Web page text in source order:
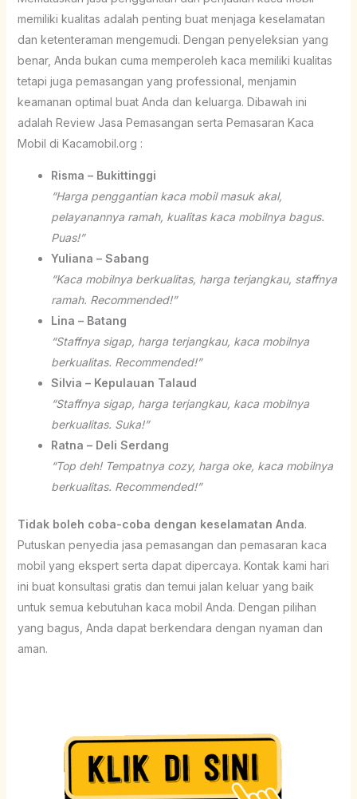
memiliki kualitas adalah penting buat menjaga keselamatan
dan ketenteraman mengemudi. Dengan penyeleksian yang
benar, Anda bukan cuma memperoleh kaca memiliki kualitas
tetapi juga pemasangan yang professional, menjamin
keamanan optimal buat Anda dan keluarga. Dibawah ini
adalah Review Jasa Pemasangan serta Pemasaran Kaca
Mobil di Kacamobil.org :
Risma – Bukittinggi
“Harga penggantian kaca mobil masuk akal,
pelayanannya ramah, kualitas kaca mobilnya bagus.
Puas!”
Yuliana – Sabang
“Kaca mobilnya berkualitas, harga terjangkau, staffnya
ramah. Recommended!”
Lina – Batang
“Staffnya sigap, harga terjangkau, kaca mobilnya
berkualitas. Recommended!”
Silvia – Kepulauan Talaud
“Staffnya sigap, harga terjangkau, kaca mobilnya
berkualitas. Suka!”
Ratna – Deli Serdang
“Top deh! Tempatnya cozy, harga oke, kaca mobilnya
berkualitas. Recommended!”
Tidak boleh coba-coba dengan keselamatan Anda.
Putuskan penyedia jasa pemasangan dan pemasaran kaca
mobil yang ekspert serta dapat dipercaya. Kontak kami hari
ini buat konsultasi gratis dan temui jalan keluar yang baik
untuk semua kebutuhan kaca mobil Anda. Dengan pilihan
yang bagus, Anda dapat berkendara dengan nyaman dan
aman.